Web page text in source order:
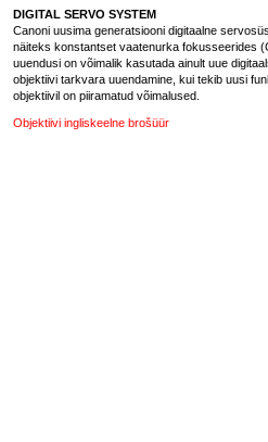
DIGITAL SERVO SYSTEM
Canoni uusima generatsiooni digitaalne
näiteks konstantset vaatenurka fokusseerides
uuendusi on võimalik kasutada ainult uue
objektiivi tarkvara uuendamine, kui tekib uusi
objektiivil on piiramatud võimalused.
Objektiivi ingliskeelne brošüür